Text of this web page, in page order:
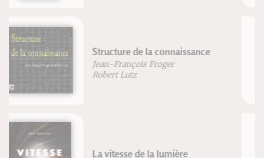
L'herboristerie
Patrice De Bonneval
Respiration